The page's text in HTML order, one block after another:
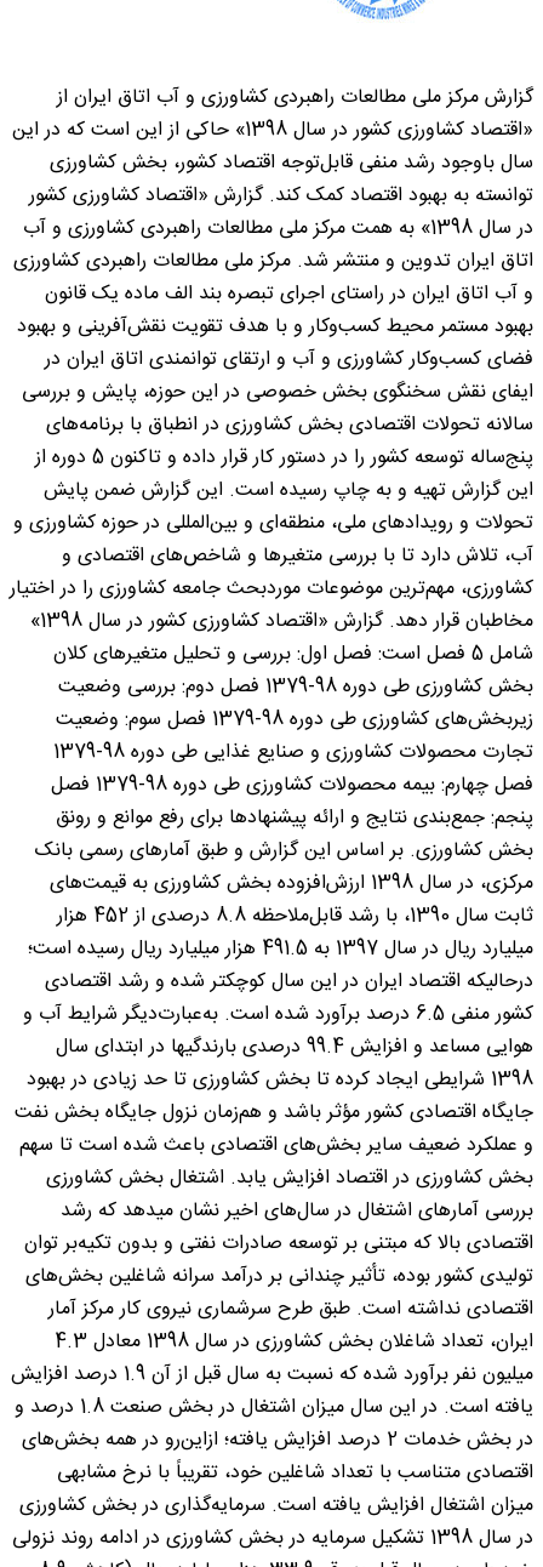
گزارش مرکز ملی مطالعات راهبردی کشاورزی و آب اتاق ایران از
«اقتصاد کشاورزی کشور در سال 1398» حاکی از این است که در این
سال باوجود رشد منفی قابل‌توجه اقتصاد کشور، بخش کشاورزی
توانسته به بهبود اقتصاد کمک کند. گزارش «اقتصاد کشاورزی کشور
در سال 1398» به همت مرکز ملی مطالعات راهبردی کشاورزی و آب
اتاق ایران تدوین و منتشر شد. مرکز ملی مطالعات راهبردی کشاورزی
و آب اتاق ایران در راستای اجرای تبصره بند الف ماده یک قانون
بهبود مستمر محیط کسب‌وکار و با هدف تقویت نقش‌آفرینی و بهبود
فضای کسب‌وکار کشاورزی و آب و ارتقای توانمندی اتاق ایران در
ایفای نقش سخنگوی بخش خصوصی در این حوزه، پایش و بررسی
سالانه تحولات اقتصادی بخش کشاورزی در انطباق با برنامه‌های
پنج‌ساله توسعه کشور را در دستور کار قرار داده و تاکنون 5 دوره از
این گزارش تهیه و به چاپ رسیده است. این گزارش ضمن پایش
تحولات و رویدادهای ملی، منطقه‌ای و بین‌المللی در حوزه کشاورزی و
آب، تلاش دارد تا با بررسی متغیرها و شاخص‌های اقتصادی و
کشاورزی، مهم‌ترین موضوعات موردبحث جامعه کشاورزی را در اختیار
مخاطبان قرار دهد. گزارش «اقتصاد کشاورزی کشور در سال 1398»
شامل 5 فصل است: فصل اول: بررسی و تحلیل متغیرهای کلان
بخش کشاورزی طی دوره 98-1379 فصل دوم: بررسی وضعیت
زیربخش‌های کشاورزی طی دوره 98-1379 فصل سوم: وضعیت
تجارت محصولات کشاورزی و صنایع غذایی طی دوره 98-1379
فصل چهارم: بیمه محصولات کشاورزی طی دوره 98-1379 فصل
پنجم: جمع‌بندی نتایج و ارائه پیشنهادها برای رفع موانع و رونق
بخش کشاورزی. بر اساس این گزارش و طبق آمارهای رسمی بانک
مرکزی، در سال 1398 ارزش‌افزوده بخش کشاورزی به قیمت‌های
ثابت سال 1390، با رشد قابل‌ملاحظه 8.8 درصدی از 452 هزار
میلیارد ریال در سال 1397 به 491.5 هزار میلیارد ریال رسیده است؛
درحالیکه اقتصاد ایران در این سال کوچکتر شده و رشد اقتصادی
کشور منفی 6.5 درصد برآورد شده است. به‌عبارت‌دیگر شرایط آب و
هوایی مساعد و افزایش 99.4 درصدی بارندگیها در ابتدای سال
1398 شرایطی ایجاد کرده تا بخش کشاورزی تا حد زیادی در بهبود
جایگاه اقتصادی کشور مؤثر باشد و هم‌زمان نزول جایگاه بخش نفت
و عملکرد ضعیف سایر بخش‌های اقتصادی باعث شده است تا سهم
بخش کشاورزی در اقتصاد افزایش یابد. اشتغال بخش کشاورزی
بررسی آمارهای اشتغال در سال‌های اخیر نشان میدهد که رشد
اقتصادی بالا که مبتنی بر توسعه صادرات نفتی و بدون تکیه‌بر توان
تولیدی کشور بوده، تأثیر چندانی بر درآمد سرانه شاغلین بخش‌های
اقتصادی نداشته است. طبق طرح سرشماری نیروی کار مرکز آمار
ایران، تعداد شاغلان بخش کشاورزی در سال 1398 معادل 4.3
میلیون نفر برآورد شده که نسبت به سال قبل از آن 1.9 درصد افزایش
یافته است. در این سال میزان اشتغال در بخش صنعت 1.8 درصد و
در بخش خدمات 2 درصد افزایش یافته؛ ازاین‌رو در همه بخش‌های
اقتصادی متناسب با تعداد شاغلین خود، تقریباً با نرخ مشابهی
میزان اشتغال افزایش یافته است. سرمایه‌گذاری در بخش کشاورزی
در سال 1398 تشکیل سرمایه در بخش کشاورزی در ادامه روند نزولی